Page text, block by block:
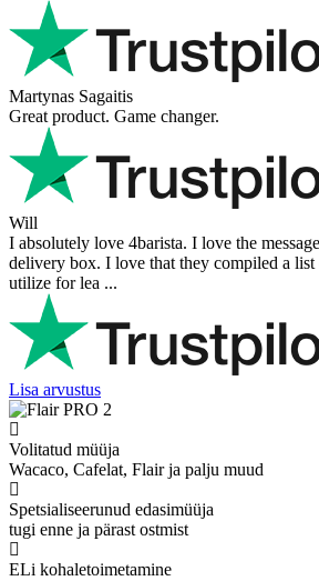
Martynas Sagaitis
Great product. Game changer.
Will
I absolutely love 4barista. I love the
delivery box. I love that they compiled a list
utilize for lea ...
Lisa arvustus
Volitatud müüja
Wacaco, Cafelat, Flair ja palju muud
Spetsialiseerunud edasimüüja
tugi enne ja pärast ostmist
ELi kohaletoimetamine